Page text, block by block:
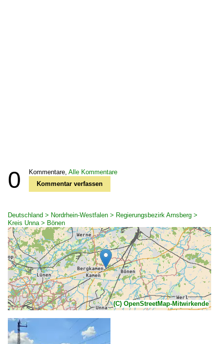
0 Kommentare, Alle Kommentare
Kommentar verfassen
Deutschland > Nordrhein-Westfalen > Regierungsbezirk Arnsberg >
Kreis Unna > Bönen
(C) OpenStreetMap-Mitwirkende